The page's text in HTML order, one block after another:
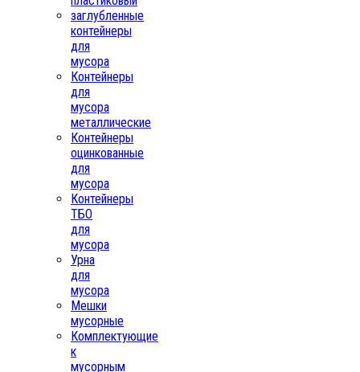
заглубленные
контейнеры
для
мусора
Контейнеры
для
мусора
металлические
Контейнеры
оцинкованные
для
мусора
Контейнеры
ТБО
для
мусора
Урна
для
мусора
Мешки
мусорные
Комплектующие
к
мусорным